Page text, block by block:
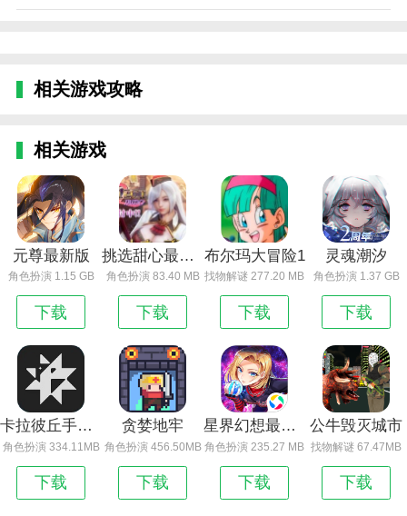
相关游戏攻略
相关游戏
元尊最新版
角色扮演 1.15 GB
下载
挑选甜心最新版
角色扮演 83.40 MB
下载
布尔玛大冒险1
找物解谜 277.20 MB
下载
灵魂潮汐
角色扮演 1.37 GB
下载
卡拉彼丘手游下载_卡拉彼丘手游
角色扮演 334.11MB
下载
贪婪地牢
角色扮演 456.50MB
下载
星界幻想最新版
角色扮演 235.27 MB
下载
公牛毁灭城市
找物解谜 67.47MB
下载